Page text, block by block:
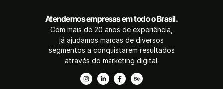
Atendemos empresas em todo o Brasil.
Com mais de 20 anos de experiência,
já ajudamos marcas de diversos
segmentos a conquistarem resultados
através do marketing digital.